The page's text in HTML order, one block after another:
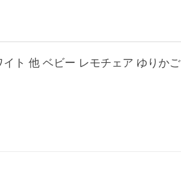
ト 他 ベビー レモチェア ゆりかご